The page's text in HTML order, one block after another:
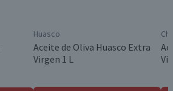
Huasco
Aceite de Oliva Huasco Extra
Virgen 1 L